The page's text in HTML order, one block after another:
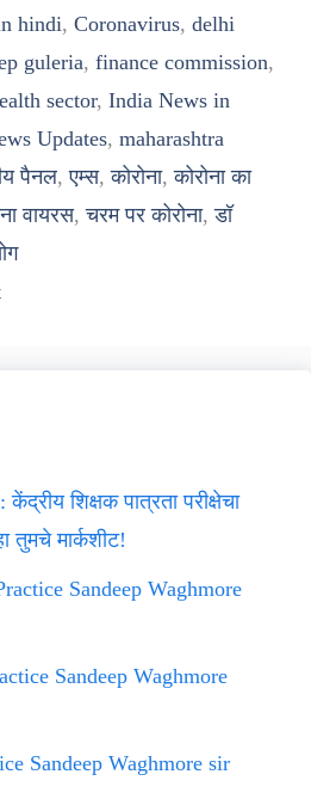
hindi, Coronavirus, delhi
guleria, finance commission,
sector, India News in
Updates, maharashtra
पैनल,एम्स,कोरोना,कोरोना का
वायरस,चरम पर कोरोना,डॉ
शिक्षक पात्रता परीक्षेचा
तुमचे मार्कशीट!
Sandeep Waghmore
Sandeep Waghmore
Sandeep Waghmore sir